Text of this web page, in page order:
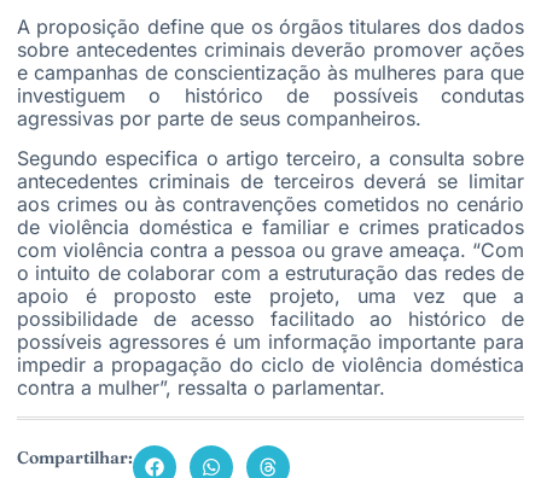
A proposição define que os órgãos titulares dos dados
sobre antecedentes criminais deverão promover ações
e campanhas de conscientização às mulheres para que
investiguem o histórico de possíveis condutas
agressivas por parte de seus companheiros.
Segundo especifica o artigo terceiro, a consulta sobre
antecedentes criminais de terceiros deverá se limitar
aos crimes ou às contravenções cometidos no cenário
de violência doméstica e familiar e crimes praticados
com violência contra a pessoa ou grave ameaça. “Com
o intuito de colaborar com a estruturação das redes de
apoio é proposto este projeto, uma vez que a
possibilidade de acesso facilitado ao histórico de
possíveis agressores é um informação importante para
impedir a propagação do ciclo de violência doméstica
contra a mulher”, ressalta o parlamentar.
Compartilhar: